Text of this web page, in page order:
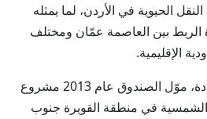
الحيوية في الأردن، لما يمثله
الربط بين العاصمة عمّان ومختلف
الإقليمية.
وفي قطاع الطاقة المتجددة، موّل الصندوق عام 2013 مشروع
في منطقة القويرة جنوب